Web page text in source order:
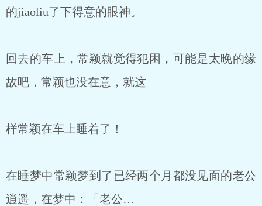
的jiaoliu了下得意的眼神。
回去的车上，常颖就觉得犯困，可能是太晚的缘
故吧，常颖也没在意，就这
样常颖在车上睡着了！
在睡梦中常颖梦到了已经两个月都没见面的老公
逍遥，在梦中：「老公…